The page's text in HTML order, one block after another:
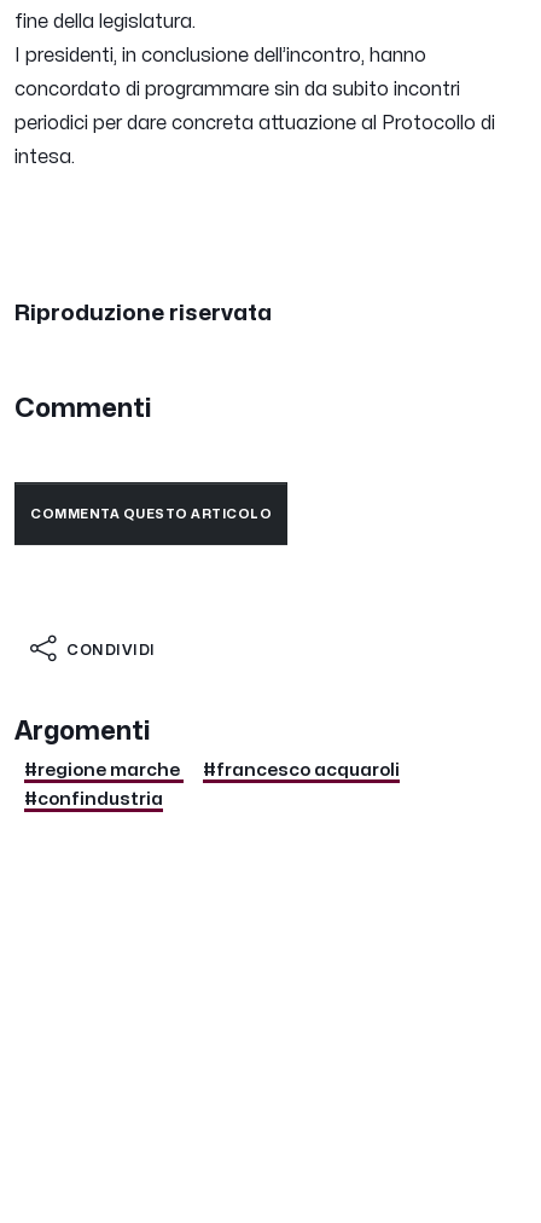
fine della legislatura.
I presidenti, in conclusione dell’incontro, hanno
concordato di programmare sin da subito incontri
periodici per dare concreta attuazione al Protocollo di
intesa.
Riproduzione riservata
Commenti
COMMENTA QUESTO ARTICOLO
CONDIVIDI
Argomenti
#regione marche
#francesco acquaroli
#confindustria